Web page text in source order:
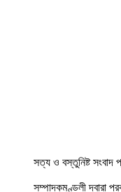
সত্য ও বস্তুনিষ্ট সংবাদ
সম্পাদকমণ্ডলী দ্বারা